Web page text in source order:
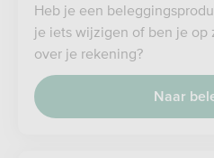
Heb je een
je iets wijzigen of ben je op
over je rekening?
Naar